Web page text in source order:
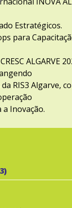
Estratégicos.
para
ALGARVE
RIS3 Algarve,
a Inovação.